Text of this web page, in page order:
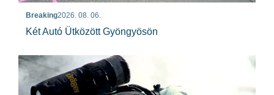
Breaking2026. 08. 06.
Két Autó Ütközött Gyöngyösön